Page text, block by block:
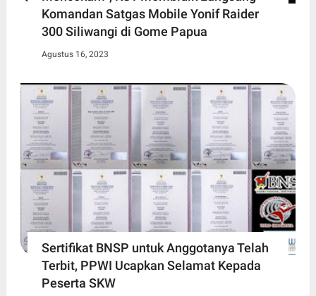
Komandan Satgas Mobile Yonif Raider
300 Siliwangi di Gome Papua
Agustus 16, 2023
Sertifikat BNSP untuk Anggotanya Telah
Terbit, PPWI Ucapkan Selamat Kepada
Peserta SKW